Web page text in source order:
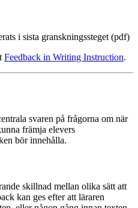
i sista granskningssteget (pdf)
Feedback in Writing Instruction.
svaren på frågorna om när
främja elevers
bör innehålla.
skillnad mellan olika sätt att
kan ges efter att läraren